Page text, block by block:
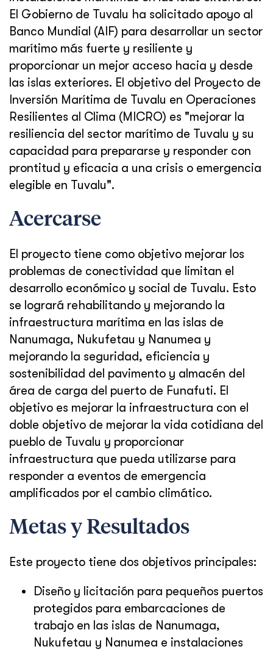
El Gobierno de Tuvalu ha solicitado apoyo al
Banco Mundial (AIF) para desarrollar un sector
marítimo más fuerte y resiliente y
proporcionar un mejor acceso hacia y desde
las islas exteriores. El objetivo del Proyecto de
Inversión Marítima de Tuvalu en Operaciones
Resilientes al Clima (MICRO) es "mejorar la
resiliencia del sector marítimo de Tuvalu y su
capacidad para prepararse y responder con
prontitud y eficacia a una crisis o emergencia
elegible en Tuvalu".
Acercarse
El proyecto tiene como objetivo mejorar los
problemas de conectividad que limitan el
desarrollo económico y social de Tuvalu. Esto
se logrará rehabilitando y mejorando la
infraestructura marítima en las islas de
Nanumaga, Nukufetau y Nanumea y
mejorando la seguridad, eficiencia y
sostenibilidad del pavimento y almacén del
área de carga del puerto de Funafuti. El
objetivo es mejorar la infraestructura con el
doble objetivo de mejorar la vida cotidiana del
pueblo de Tuvalu y proporcionar
infraestructura que pueda utilizarse para
responder a eventos de emergencia
amplificados por el cambio climático.
Metas y Resultados
Este proyecto tiene dos objetivos principales:
Diseño y licitación para pequeños puertos
protegidos para embarcaciones de
trabajo en las islas de Nanumaga,
Nukufetau y Nanumea e instalaciones